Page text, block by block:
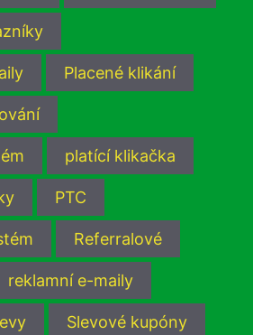
Placené klikání
platící klikačka
PTC
Referralové
reklamní e-maily
Slevové kupóny